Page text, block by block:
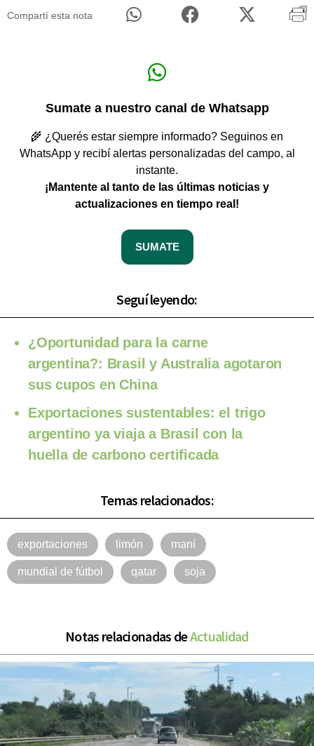
Compartí esta nota
Sumate a nuestro canal de Whatsapp
🌾 ¿Querés estar siempre informado? Seguinos en
WhatsApp y recibí alertas personalizadas del campo, al
instante.
¡Mantente al tanto de las últimas noticias y
actualizaciones en tiempo real!
SUMATE
Seguí leyendo:
¿Oportunidad para la carne
argentina?: Brasil y Australia agotaron
sus cupos en China
Exportaciones sustentables: el trigo
argentino ya viaja a Brasil con la
huella de carbono certificada
Temas relacionados:
exportaciones limón maní
mundial de fútbol qatar soja
Notas relacionadas deActualidad